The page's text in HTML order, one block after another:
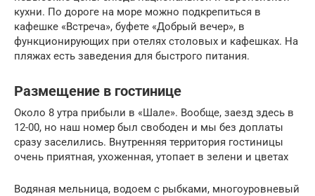
кухни. По дороге на море можно подкрепиться в
кафешке «Встреча», буфете «Добрый вечер», в
функционирующих при отелях столовых и кафешках. На
пляжах есть заведения для быстрого питания.
Размещение в гостинице
Около 8 утра прибыли в «Шале». Вообще, заезд здесь в
12-00, но наш номер был свободен и мы без доплаты
сразу заселились. Внутренняя территория гостиницы
очень приятная, ухоженная, утопает в зелени и цветах
Водяная мельница, водоем с рыбками, многоуровневый